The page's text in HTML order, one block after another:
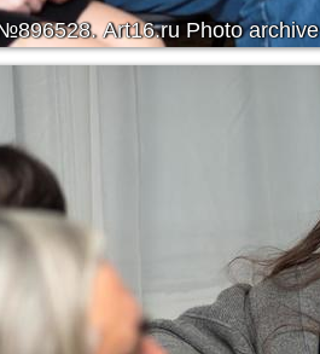
Art16.ru Photo archive